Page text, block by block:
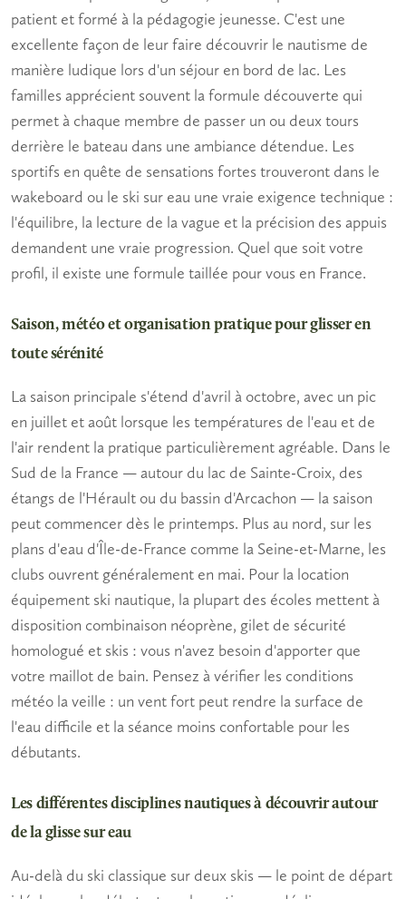
patient et formé à la pédagogie jeunesse. C'est une
excellente façon de leur faire découvrir le nautisme de
manière ludique lors d'un séjour en bord de lac. Les
familles apprécient souvent la formule découverte qui
permet à chaque membre de passer un ou deux tours
derrière le bateau dans une ambiance détendue. Les
sportifs en quête de sensations fortes trouveront dans le
wakeboard ou le ski sur eau une vraie exigence technique :
l'équilibre, la lecture de la vague et la précision des appuis
demandent une vraie progression. Quel que soit votre
profil, il existe une formule taillée pour vous en France.
Saison, météo et organisation pratique pour glisser en
toute sérénité
La saison principale s'étend d'avril à octobre, avec un pic
en juillet et août lorsque les températures de l'eau et de
l'air rendent la pratique particulièrement agréable. Dans le
Sud de la France — autour du lac de Sainte-Croix, des
étangs de l'Hérault ou du bassin d'Arcachon — la saison
peut commencer dès le printemps. Plus au nord, sur les
plans d'eau d'Île-de-France comme la Seine-et-Marne, les
clubs ouvrent généralement en mai. Pour la location
équipement ski nautique, la plupart des écoles mettent à
disposition combinaison néoprène, gilet de sécurité
homologué et skis : vous n'avez besoin d'apporter que
votre maillot de bain. Pensez à vérifier les conditions
météo la veille : un vent fort peut rendre la surface de
l'eau difficile et la séance moins confortable pour les
débutants.
Les différentes disciplines nautiques à découvrir autour
de la glisse sur eau
Au-delà du ski classique sur deux skis — le point de départ